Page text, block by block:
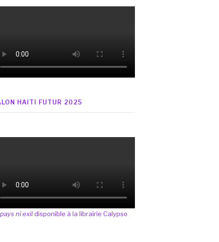
HAITI FUTUR 2025
ni exildisponible à la librairie Calypso